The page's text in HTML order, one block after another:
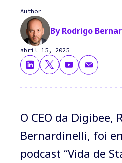
Author
By Rodrigo
abril 15, 2025
O CEO da Digibee,
Bernardinelli, foi
podcast “Vida de